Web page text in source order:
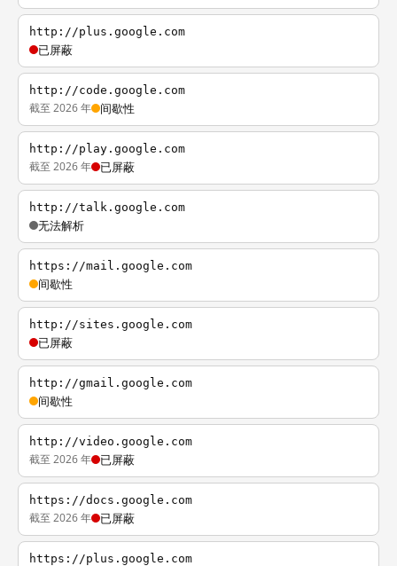
http://plus.google.com
已屏蔽
http://code.google.com
截至 2026 年 间歇性
http://play.google.com
截至 2026 年 已屏蔽
http://talk.google.com
无法解析
https://mail.google.com
间歇性
http://sites.google.com
已屏蔽
http://gmail.google.com
间歇性
http://video.google.com
截至 2026 年 已屏蔽
https://docs.google.com
截至 2026 年 已屏蔽
https://plus.google.com